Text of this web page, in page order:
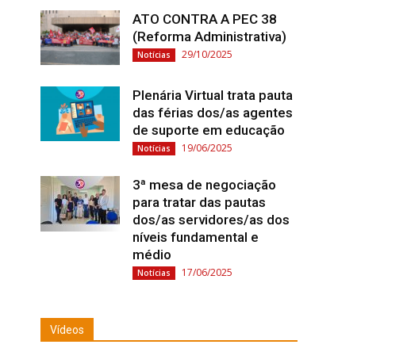
ATO CONTRA A PEC 38
(Reforma Administrativa)
Notícias 29/10/2025
Plenária Virtual trata pauta
das férias dos/as agentes
de suporte em educação
Notícias 19/06/2025
3ª mesa de negociação
para tratar das pautas
dos/as servidores/as dos
níveis fundamental e
médio
Notícias 17/06/2025
Vídeos